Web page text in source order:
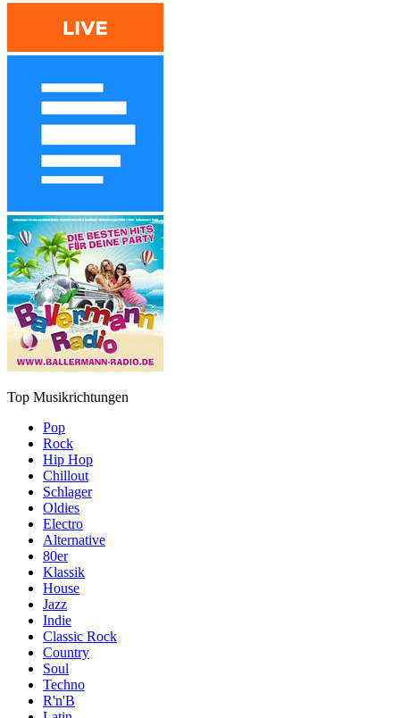
Top Musikrichtungen
Pop
Rock
Hip Hop
Chillout
Schlager
Oldies
Electro
Alternative
80er
Klassik
House
Jazz
Indie
Classic Rock
Country
Soul
Techno
R'n'B